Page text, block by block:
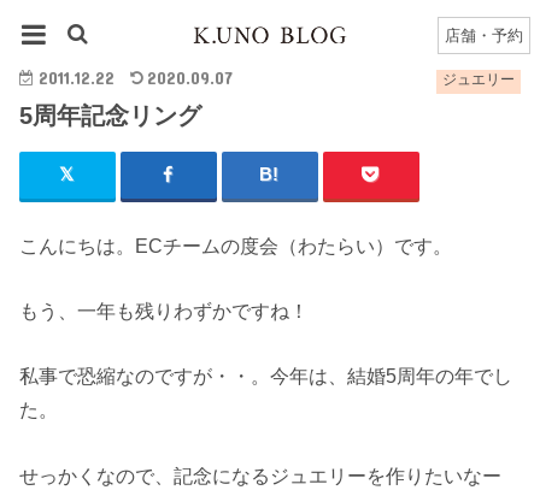
店舗・予約
ジュエリー
2011.12.22 2020.09.07
5周年記念リング
こんにちは。ECチームの度会（わたらい）です。
もう、一年も残りわずかですね！
私事で恐縮なのですが・・。今年は、結婚5周年の年でし
た。
せっかくなので、記念になるジュエリーを作りたいなー